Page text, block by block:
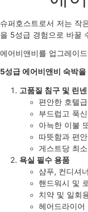
슈퍼호스트로서 저는 작
을 5성급 경험으로 바꿀
에어비앤비를 업그레이
5성급 에어비앤비 숙박
고품질 침구 및 린넨
편안한 호텔
부드럽고 푹
아늑한 이불
따뜻함과 편
게스트당 최
욕실 필수 용품
샴푸, 컨디셔
핸드워시 및
치약 및 일회
헤어드라이어